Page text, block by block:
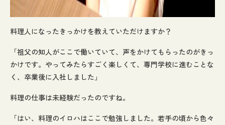
料理人になったきっかけを教えていただけますか？
「祖父の知人がここで働いていて、声をかけてもらったのがきっ
かけです。やってみたらすごく楽しくて、専門学校に進むことな
く、卒業後に入社しました」
料理の仕事は未経験だったのですね。
「はい、料理のイロハはここで勉強しました。若手の頃から色々